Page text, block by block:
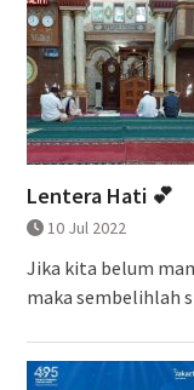
Lentera Hati 💕
10 Jul 2022
Jika kita belum
maka sembelihlah